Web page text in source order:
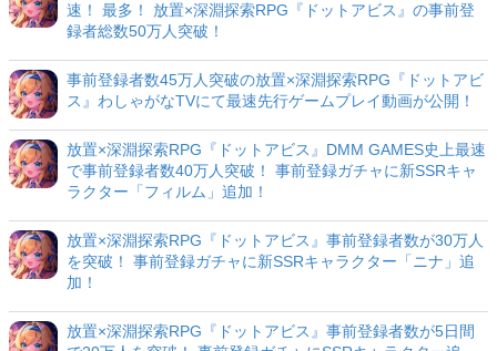
速！ 最多！ 放置×深淵探索RPG『ドットアビス』の事前登
録者総数50万人突破！
事前登録者数45万人突破の放置×深淵探索RPG『ドットアビ
ス』わしゃがなTVにて最速先行ゲームプレイ動画が公開！
放置×深淵探索RPG『ドットアビス』DMM GAMES史上最速
で事前登録者数40万人突破！ 事前登録ガチャに新SSRキャ
ラクター「フィルム」追加！
放置×深淵探索RPG『ドットアビス』事前登録者数が30万人
を突破！ 事前登録ガチャに新SSRキャラクター「ニナ」追
加！
放置×深淵探索RPG『ドットアビス』事前登録者数が5日間